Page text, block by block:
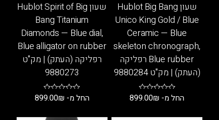
שעון Hublot Big Bang
Unico King Gold / Blue
Ceramic — Blue
skeleton chronograph,
Blue rubber רפליקה
(העתק) | מק"ט 9880284
החל מ- 899.00₪
שעון Hublot Spirit of Big
Bang Titanium
Diamonds — Blue dial,
Blue alligator on rubber
רפליקה (העתק) | מק"ט
9880273
החל מ- 899.00₪